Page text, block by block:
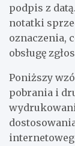
podpis z
notatki
oznaczenia,
obsługę
Poniższy
pobrania i